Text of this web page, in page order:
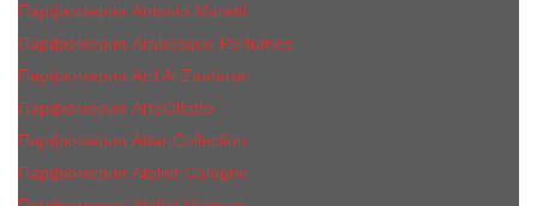
Парфюмерия Antonio Maretti
Парфюмерия Arabesque Perfumes
Парфюмерия Ard Al Zaafaran
Парфюмерия ArteOlfatto
Парфюмерия Attar Collection
Парфюмерия Atelier Cologne